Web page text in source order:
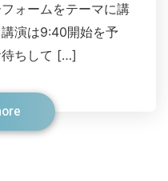
ォームをテーマに講
演は9:40開始を予
待ちして […]